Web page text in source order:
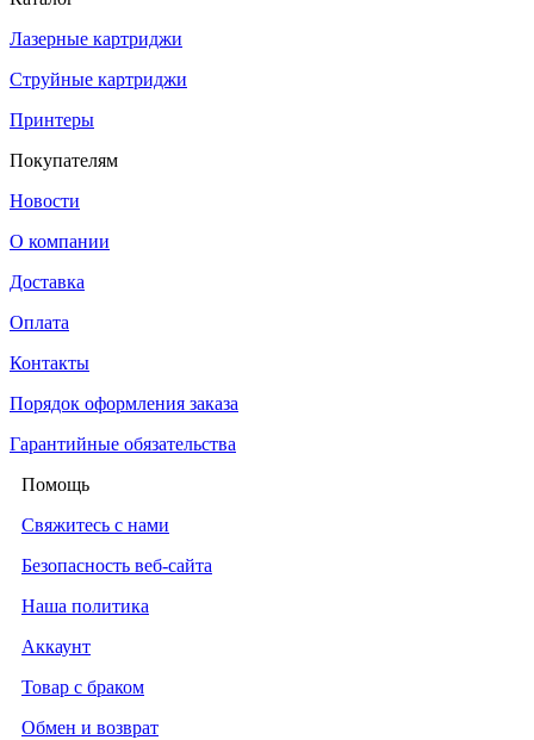
Лазерные картриджи
Струйные картриджи
Принтеры
Покупателям
Новости
О компании
Доставка
Оплата
Контакты
Порядок оформления заказа
Гарантийные обязательства
Помощь
Свяжитесь с нами
Безопасность веб-сайта
Наша политика
Аккаунт
Товар с браком
Обмен и возврат